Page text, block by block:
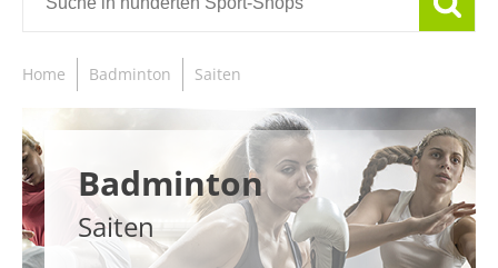
Home Badminton Saiten
Badminton
Saiten